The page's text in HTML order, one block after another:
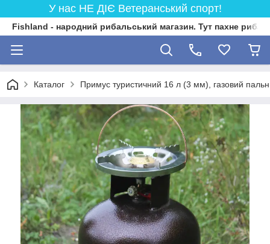
У нас НЕ ДІЄ Ветеранський спорт!
Fishland - народний рибальський магазин. Тут пахне
Каталог Примус туристичний 16 л (3 мм), газовий